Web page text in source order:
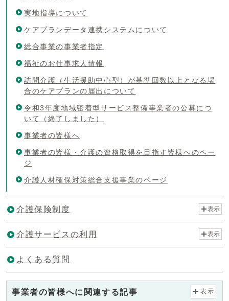
実地指導について
ケアプランデータ連携システムについて
総合事業の事業者指定
福祉のお仕事求人情報
訪問介護（生活援助中心型）が基準回数以上となる場
合のケアプランの届出について
令和3年度地域密着型サービス整備事業者の公募につ
いて（終了しました）
事業者の皆様へ
事業者の皆様・介護の資格取得を目指す皆様へのペー
ジ
介護人材確保対策総合支援事業のページ
介護保険制度 表示
介護サービスの利用 表示
よくある質問
事業者の皆様へに関連する記事 表示